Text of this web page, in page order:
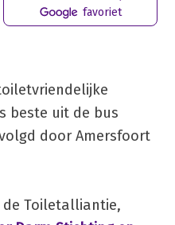
favoriet
beste uit de bus
door Amersfoort
de Toiletalliantie,